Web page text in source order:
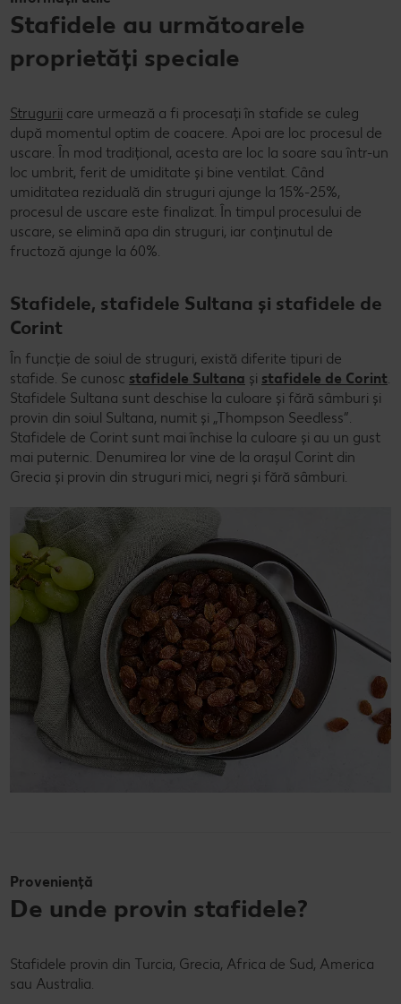
Stafidele au următoarele
proprietăți speciale
Strugurii care urmează a fi procesați în stafide se culeg
după momentul optim de coacere. Apoi are loc procesul de
uscare. În mod tradițional, acesta are loc la soare sau într-un
loc umbrit, ferit de umiditate și bine ventilat. Când
umiditatea reziduală din struguri ajunge la 15%-25%,
procesul de uscare este finalizat. În timpul procesului de
uscare, se elimină apa din struguri, iar conținutul de
fructoză ajunge la 60%.
Stafidele, stafidele Sultana și stafidele de
Corint
În funcție de soiul de struguri, există diferite tipuri de
stafide. Se cunosc stafidele Sultana și stafidele de Corint
Stafidele Sultana sunt deschise la culoare și fără sâmburi și
provin din soiul Sultana, numit și „Thompson Seedless”.
Stafidele de Corint sunt mai închise la culoare și au un gust
mai puternic. Denumirea lor vine de la orașul Corint din
Grecia și provin din struguri mici, negri și fără sâmburi.
Proveniență
De unde provin stafidele?
Stafidele provin din Turcia, Grecia, Africa de Sud, America
sau Australia.